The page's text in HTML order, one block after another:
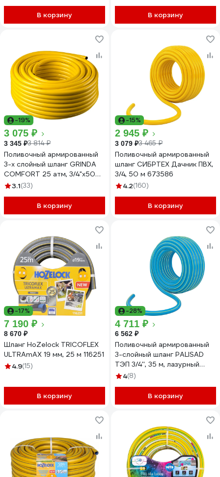
В корзину В корзину
-19%
3 075 ₽
3 345 ₽3 814 ₽
Поливочный армированный
3-х слойный шланг GRINDA
COMFORT 25 атм, 3/4"х50м
8-429003-3/4-50_z02
3.1(33)
В корзину
-15%
2 945 ₽
3 079 ₽3 465 ₽
Поливочный армированный
шланг СИБРТЕХ Дачник ПВХ,
3/4, 50 м 673586
4.2(160)
В корзину
-17%
7 190 ₽
8 670 ₽
Шланг HoZelock TRICOFLEX
ULTRAmAX 19 мм, 25 м 116251
4.9(15)
В корзину
-28%
4 711 ₽
6 562 ₽
Поливочный армированный
3-слойный шланг PALISAD
ТЭП 3/4'', 35 м, лазурный
PALISAD 67109
4(8)
В корзину